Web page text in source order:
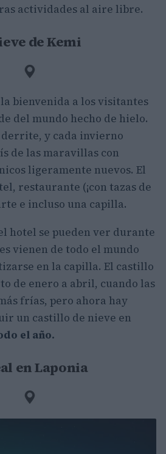
actividades al aire libre.
de Kemi
bienvenida a los visitantes
del mundo hecho de hielo.
y cada invierno
de las maravillas con
ligeramente nuevos. El
restaurante (¡con tazas de
e incluso una capilla.
hotel se pueden ver durante
vienen de todo el mundo
en la capilla. El castillo
de enero a abril, cuando las
frías, pero ahora hay
un castillo de nieve en
el año.
en Laponia